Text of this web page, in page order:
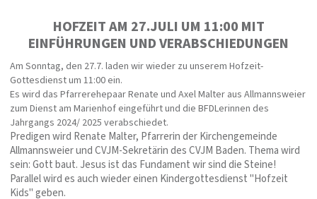
HOFZEIT AM 27.JULI UM 11:00 MIT
EINFÜHRUNGEN UND VERABSCHIEDUNGEN
Am Sonntag, den 27.7. laden wir wieder zu unserem Hofzeit-
Gottesdienst um 11:00 ein.
Es wird das Pfarrerehepaar Renate und Axel Malter aus Allmannsweier
zum Dienst am Marienhof eingeführt und die BFDLerinnen des
Jahrgangs 2024/ 2025 verabschiedet.
Predigen wird Renate Malter, Pfarrerin der Kirchengemeinde
Allmannsweier und CVJM-Sekretärin des CVJM Baden. Thema wird
sein: Gott baut. Jesus ist das Fundament wir sind die Steine!
Parallel wird es auch wieder einen Kindergottesdienst "Hofzeit
Kids" geben.